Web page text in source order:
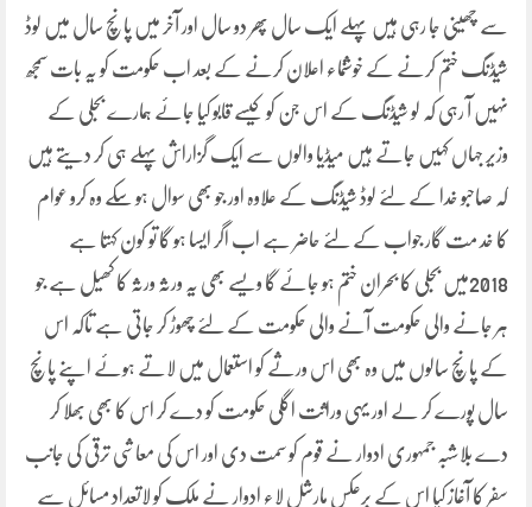
سے چھینی جا رہی ہیں پہلے ایک سال پھر دو سال اور آخر میں پانچ سال میں لوڈ
شیڈنگ ختم کرنے کے خوشنماء اعلان کرنے کے بعد اب حکومت کو یہ بات سمجھ
نہیں آ رہی کہ لو شیڈنگ کے اس جن کو کیسے قابو کیا جائے ہمارے بجلی کے
وزیر جہاں کہیں جاتے ہیں میڈیا والوں سے ایک گزاراش پہلے ہی کر دیتے ہیں
کہ صاحبو خدا کے لئے لوڈ شیڈنگ کے علاوہ اور جو بھی سوال ہو سکے وہ کرو عوام
کا خد مت گار جواب کے لئے حاضر ہے اب اگر ایسا ہو گا تو کون کہتا ہے
2018میں بجلی کا بحران ختم ہو جائے گا ویسے بھی یہ ورثہ ورثہ کا کھیل ہے جو
ہر جانے والی حکومت آنے والی حکومت کے لئے چھوڑ کر جاتی ہے تاکہ اس
کے پانچ سالوں میں وہ بھی اس ورثے کو استعمال میں لاتے ہوئے اپنے پانچ
سال پورے کر لے اور یہی وراثت اگلی حکومت کو دے کر اس کا بھی بھلا کر
دے بلاشبہ جمہوری ادوار نے قوم کو سمت دی اور اس کی معاشی ترقی کی جانب
سفر کا آغاز کیا اس کے برعکس مارشل لاء ادوار نے ملک کو لاتعداد مسائل سے